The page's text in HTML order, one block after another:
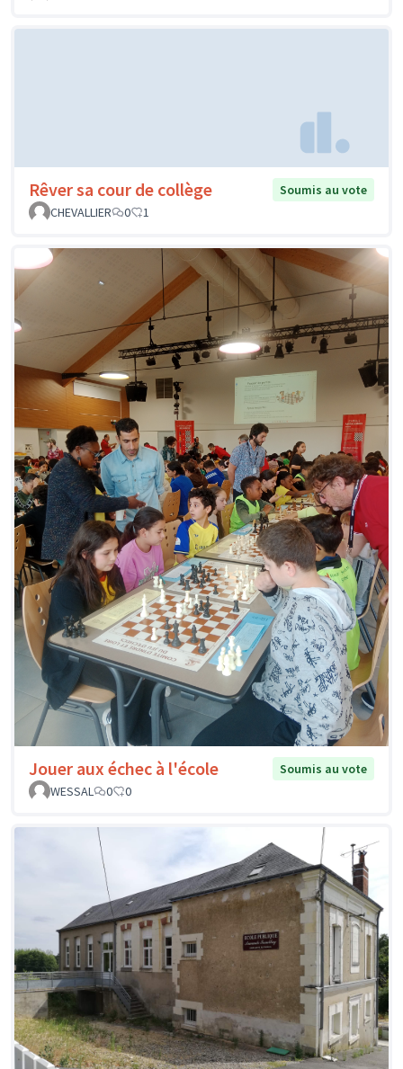
Rêver sa cour de collège
Soumis au vote
CHEVALLIER
0 1
Jouer aux échec à l'école
Soumis au vote
WESSAL
0 0